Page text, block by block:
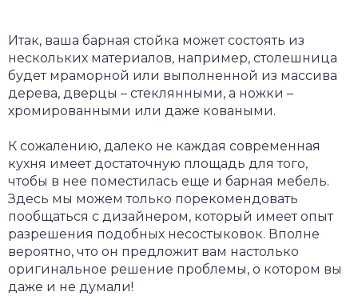
Итак, ваша барная стойка может состоять из
нескольких материалов, например, столешница
будет мраморной или выполненной из массива
дерева, дверцы – стеклянными, а ножки –
хромированными или даже коваными.
К сожалению, далеко не каждая современная
кухня имеет достаточную площадь для того,
чтобы в нее поместилась еще и барная мебель.
Здесь мы можем только порекомендовать
пообщаться с дизайнером, который имеет опыт
разрешения подобных несостыковок. Вполне
вероятно, что он предложит вам настолько
оригинальное решение проблемы, о котором вы
даже и не думали!